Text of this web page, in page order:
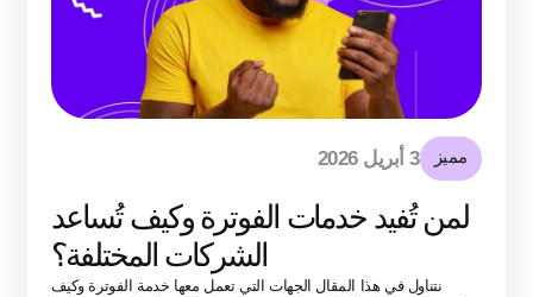
مميز 3 أبريل 2026
لمن تُفيد خدمات الفوترة وكيف تُساعد
الشركات المختلفة؟
نتناول في هذا المقال الجهات التي تعمل معها خدمة الفوترة وكيف